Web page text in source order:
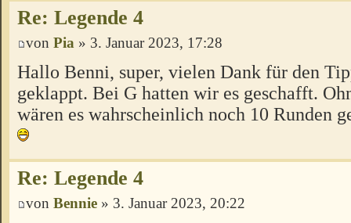
Re: Legende 4
von Pia » 3. Januar 2023, 17:28
Hallo Benni, super, vielen Dank für den
geklappt. Bei G hatten wir es geschafft.
wären es wahrscheinlich noch 10 Runden
Re: Legende 4
von Bennie » 3. Januar 2023, 20:22